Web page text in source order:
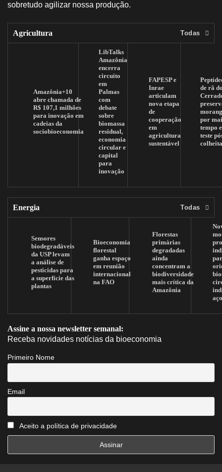
sobretudo agilizar nossa produção.
Agricultura Todas
Amazônia+10
abre chamada de
R$ 107,1 milhões
para inovação em
cadeias da
sociobioeconomia
LibTalks
Amazônia
encerra
circuito
em
Palmas
com
debate
sobre
biomassa
residual,
economia
circular e
capital
para
inovação
FAPESP e
Inrae
articulam
nova etapa
de
cooperação
em
agricultura
sustentável
de rã
por
tempo
teste
Energia Todas
Sensores
biodegradáveis
da USP levam
a análise de
pesticidas para
a superfície das
plantas
Bioeconomia
florestal
ganha espaço
em reunião
internacional
na FAO
Florestas
primárias
degradadas
ainda
concentram a
biodiversidade
mais crítica da
Amazônia
Assine a nossa newsletter semanal:
Receba novidades notícias da bioeconomia
Primeiro Nome
Email
Aceito a política de privacidade